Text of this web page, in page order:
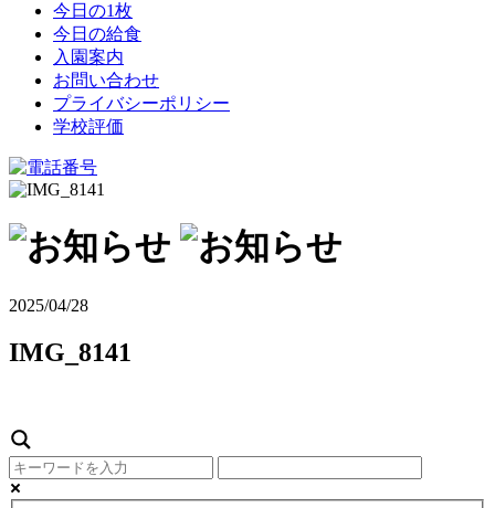
今日の1枚
今日の給食
入園案内
お問い合わせ
プライバシーポリシー
学校評価
2025/04/28
IMG_8141